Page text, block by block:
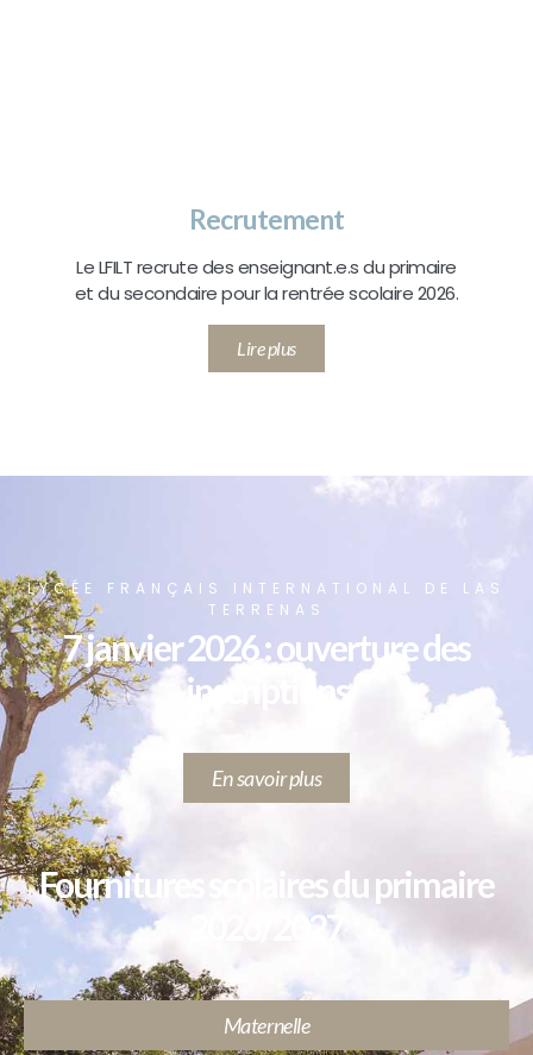
Recrutement
Le LFILT recrute des enseignant.e.s du primaire
et du secondaire pour la rentrée scolaire 2026.
Lire plus
LYCÉE FRANÇAIS INTERNATIONAL DE LAS
TERRENAS
7 janvier 2026 : ouverture des
inscriptions
En savoir plus
Fournitures scolaires du primaire
2026/2027
Maternelle